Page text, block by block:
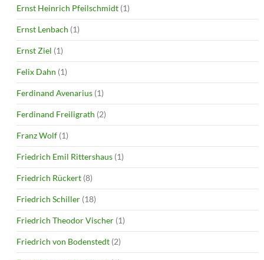
Ernst Heinrich Pfeilschmidt (1)
Ernst Lenbach (1)
Ernst Ziel (1)
Felix Dahn (1)
Ferdinand Avenarius (1)
Ferdinand Freiligrath (2)
Franz Wolf (1)
Friedrich Emil Rittershaus (1)
Friedrich Rückert (8)
Friedrich Schiller (18)
Friedrich Theodor Vischer (1)
Friedrich von Bodenstedt (2)